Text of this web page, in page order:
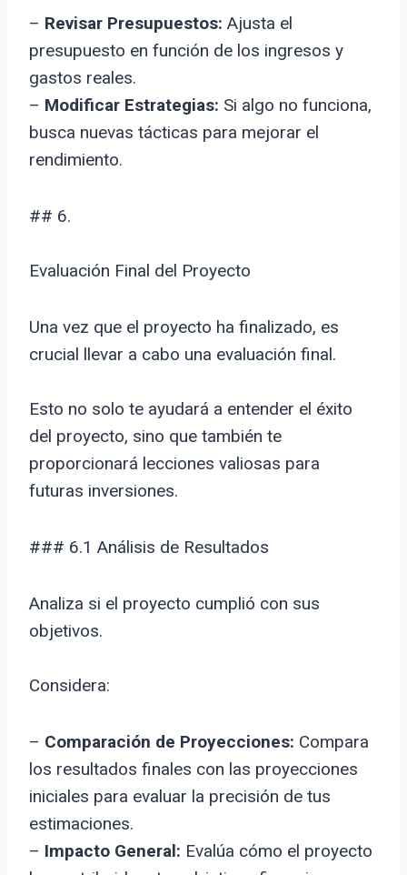
– Revisar Presupuestos: Ajusta el
presupuesto en función de los ingresos y
gastos reales.
– Modificar Estrategias: Si algo no funciona,
busca nuevas tácticas para mejorar el
rendimiento.
## 6.
Evaluación Final del Proyecto
Una vez que el proyecto ha finalizado, es
crucial llevar a cabo una evaluación final.
Esto no solo te ayudará a entender el éxito
del proyecto, sino que también te
proporcionará lecciones valiosas para
futuras inversiones.
### 6.1 Análisis de Resultados
Analiza si el proyecto cumplió con sus
objetivos.
Considera:
– Comparación de Proyecciones: Compara
los resultados finales con las proyecciones
iniciales para evaluar la precisión de tus
estimaciones.
– Impacto General: Evalúa cómo el proyecto